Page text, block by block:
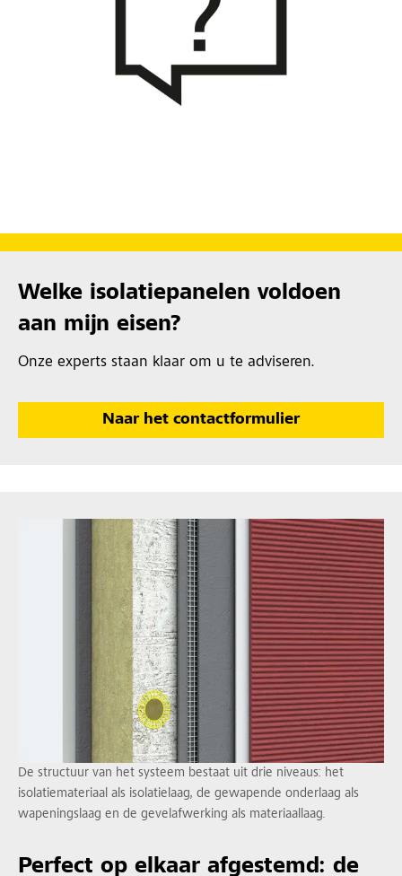
Welke isolatiepanelen voldoen
aan mijn eisen?
Onze experts staan klaar om u te adviseren.
Naar het contactformulier
Perfect op elkaar afgestemd: de
De structuur van het systeem bestaat uit drie niveaus: het
isolatiemateriaal als isolatielaag, de gewapende onderlaag als
wapeningslaag en de gevelafwerking als materiaallaag.